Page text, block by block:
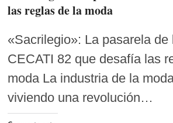
las reglas de la moda
«Sacrilegio»: La pasarela de
CECATI 82 que desafía las
moda La industria de la
viviendo una revolución…